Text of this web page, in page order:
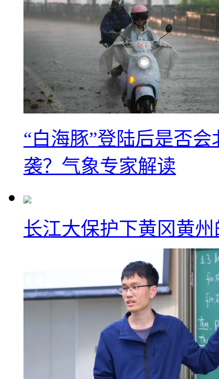
“白海豚”登陆后是否
袭？气象专家解读
长江大保护下黄冈黄